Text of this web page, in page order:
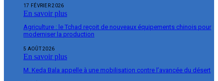
17 FÉVRIER 2026
En savoir plus
Agriculture : le Tchad reçoit de nouveaux équipements chinois pour
moderniser la production
5 AOÛT 2026
En savoir plus
M. Keda Bala appelle à une mobilisation contre l’avancée du désert